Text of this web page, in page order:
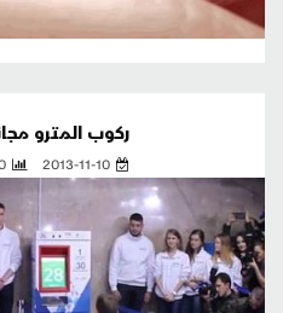
ركوب المترو
2013-11-10